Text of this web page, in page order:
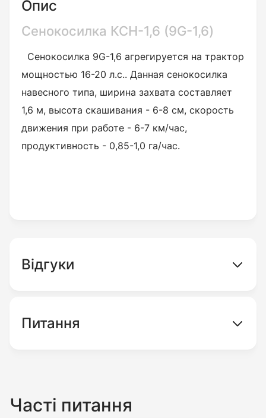
Опис
Сенокосилка КСН-1,6 (9G-1,6)
Сенокосилка 9G-1,6 агрегируется на трактор
мощностью 16-20 л.с.. Данная сенокосилка
навесного типа, ширина захвата составляет
1,6 м, высота скашивания - 6-8 см, скорость
движения при работе - 6-7 км/час,
продуктивность - 0,85-1,0 га/час.
Відгуки
Питання
Часті питання